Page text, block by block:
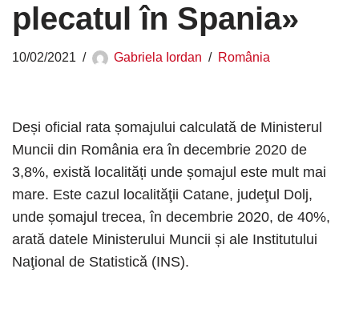
plecatul în Spania»
10/02/2021 Gabriela Iordan România
Deși oficial rata șomajului calculată de Ministerul
Muncii din România era în decembrie 2020 de
3,8%, există localități unde șomajul este mult mai
mare. Este cazul localităţii Catane, judeţul Dolj,
unde șomajul trecea, în decembrie 2020, de 40%,
arată datele Ministerului Muncii și ale Institutului
Naţional de Statistică (INS).